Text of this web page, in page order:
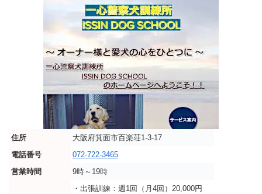
住所
大阪府箕面市百楽荘1‐3‐17
電話番号
072-722-3465
営業時間
9時～19時
・出張訓練：週1回（月4回）20,000円